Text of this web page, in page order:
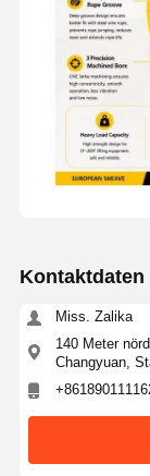
Kontaktdaten
Miss. Zalika
140 Meter
Changyuan,